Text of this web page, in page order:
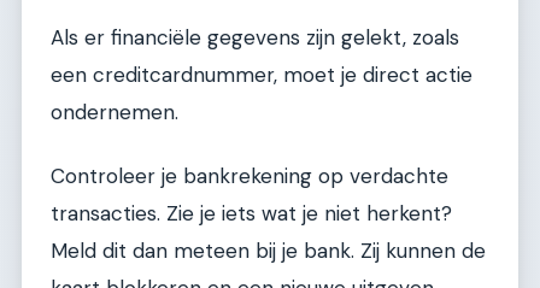
Als er financiële gegevens zijn gelekt, zoals
een creditcardnummer, moet je direct actie
ondernemen.
Controleer je bankrekening op verdachte
transacties. Zie je iets wat je niet herkent?
Meld dit dan meteen bij je bank. Zij kunnen de